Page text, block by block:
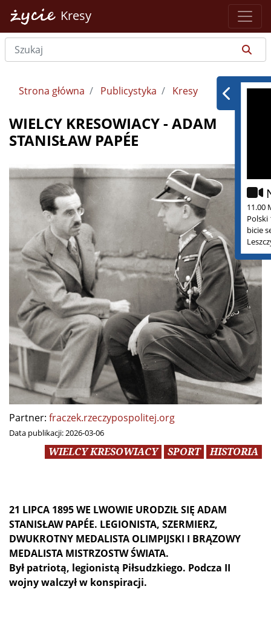
Kresy
11.00
Polski
bicie
Strona główna Publicystyka Kresy
WIELCY KRESOWIACY - ADAM
STANISŁAW PAPÉE
Partner: fraczek.rzeczypospolitej.org
Data publikacji:2026-03-06
WIELCY KRESOWIACY SPORT HISTORIA
21 LIPCA 1895 WE LWOWIE URODZIŁ SIĘ ADAM
STANISŁAW PAPÉE. LEGIONISTA, SZERMIERZ,
DWUKROTNY MEDALISTA OLIMPIJSKI I BRĄZOWY
MEDALISTA MISTRZOSTW ŚWIATA.
Był patriotą, legionistą Piłsudzkiego. Podcza II
wojny walczył w konspiracji.